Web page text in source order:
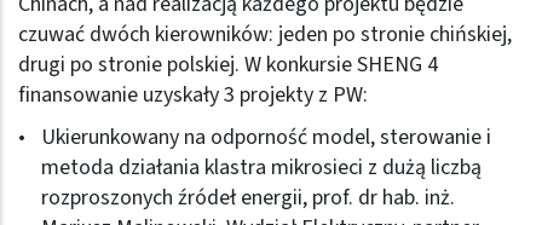
czuwać dwóch kierowników: jeden po stronie chińskiej,
drugi po stronie polskiej. W konkursie SHENG 4
finansowanie uzyskały 3 projekty z PW:
Ukierunkowany na odporność model, sterowanie i
metoda działania klastra mikrosieci z dużą liczbą
rozproszonych źródeł energii, prof. dr hab. inż.